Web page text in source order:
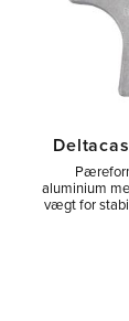
aluminium
vægt for